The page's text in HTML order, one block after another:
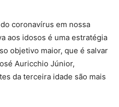
coronavírus em nossa
aos idosos é uma estratégia
objetivo maior, que é salvar
Auricchio Júnior,
da terceira idade são mais